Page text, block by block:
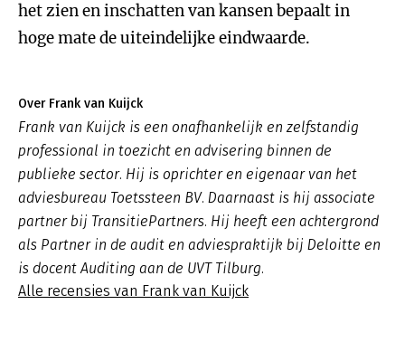
het zien en inschatten van kansen bepaalt in
hoge mate de uiteindelijke eindwaarde.
Over Frank van Kuijck
Frank van Kuijck is een onafhankelijk en zelfstandig
professional in toezicht en advisering binnen de
publieke sector. Hij is oprichter en eigenaar van het
adviesbureau Toetssteen BV. Daarnaast is hij associate
partner bij TransitiePartners. Hij heeft een achtergrond
als Partner in de audit en adviespraktijk bij Deloitte en
is docent Auditing aan de UVT Tilburg.
Alle recensies van Frank van Kuijck